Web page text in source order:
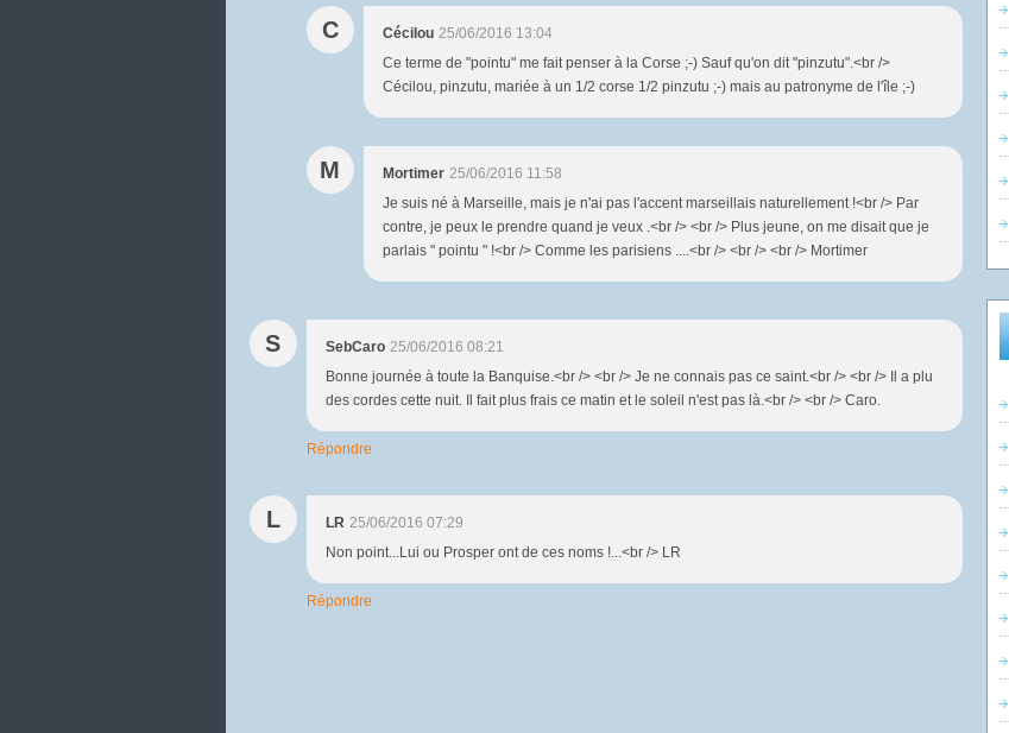
C Cécilou 25/06/2016 13:04
Ce terme de "pointu" me fait penser à la Corse ;-) Sauf qu'on dit "pinzutu".<br />
Cécilou, pinzutu, mariée à un 1/2 corse 1/2 pinzutu ;-) mais au patronyme de l'île ;-)
M Mortimer 25/06/2016 11:58
Je suis né à Marseille, mais je n'ai pas l'accent marseillais naturellement !<br /> Par
contre, je peux le prendre quand je veux .<br /> <br /> Plus jeune, on me disait que je
parlais " pointu " !<br /> Comme les parisiens ....<br /> <br /> <br /> Mortimer
S SebCaro 25/06/2016 08:21
Bonne journée à toute la Banquise.<br /> <br /> Je ne connais pas ce saint.<br /> <br /> Il a plu
des cordes cette nuit. Il fait plus frais ce matin et le soleil n'est pas là.<br /> <br /> Caro.
Répondre
L LR 25/06/2016 07:29
Non point...Lui ou Prosper ont de ces noms !...<br /> LR
Répondre